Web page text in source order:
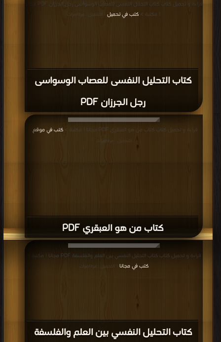
كتاب التحليل النفسى للعصاب الوسواسى
رجل الجرزان PDF
| مكتبة > كتب في تحميل | التحميل : مرة/مرات
كتاب من هو العبقري PDF
قراءة و تحميل كتاب كتاب من هو العبقري PDF مجانا | مكتبة > كتب في موقع
التحميل : مرة/مرات
كتاب التحليل النفسي بين العلم والفلسفة
قراءة و تحميل كتاب كتاب التحليل النفسي بين العلم والفلسفة PDF مجانا | مكتبة >
كتب في مجانا | التحميل : مرة/مرات